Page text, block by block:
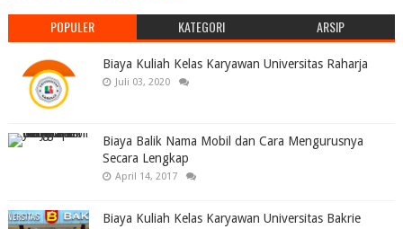
POPULER KATEGORI ARSIP
Biaya Kuliah Kelas Karyawan Universitas Raharja
Juli 03, 2020
Biaya Balik Nama Mobil dan Cara Mengurusnya
Secara Lengkap
April 14, 2017
Biaya Kuliah Kelas Karyawan Universitas Bakrie